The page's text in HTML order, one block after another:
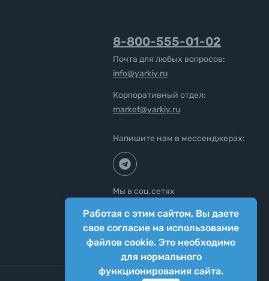
Работая с этим сайтом, Вы даете
свое согласие на использование
файлов cookie. Это необходимо
для нормального
функционирования сайта.
8-800-555-01-02
Почта для любых вопросов:
info@yarkiy.ru
Корпоративный отдел:
market@yarkiy.ru
Напишите нам в мессенджерах:
Мы в соц.сетях